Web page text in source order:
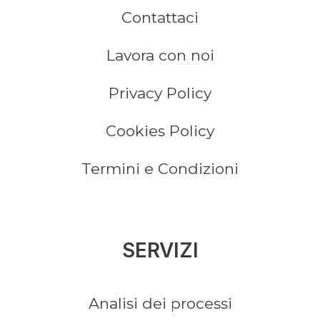
Contattaci
Lavora con noi
Privacy Policy
Cookies Policy
Termini e Condizioni
SERVIZI
Analisi dei processi